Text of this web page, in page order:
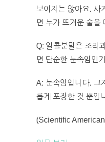
보이지는 않아요. 사
면 누가 뜨거운 술을
Q: 알콜분말은 조리
면 단순한 눈속임인
A: 눈속임입니다. 그
롭게 포장한 것 뿐입
(Scientific